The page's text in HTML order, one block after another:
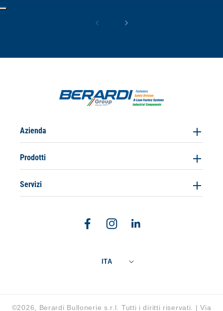
Azienda
Prodotti
Servizi
FacebookInstagramLinkedin
ITA
©2026, Berardi Bullonerie s.r.l. Tutti i diritti riservati. | Via